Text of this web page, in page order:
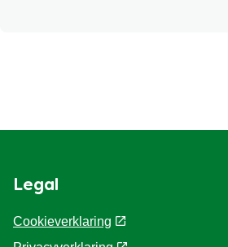
Legal
Cookieverklaring